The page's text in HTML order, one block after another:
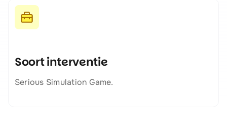
Soort interventie
Serious Simulation Game.